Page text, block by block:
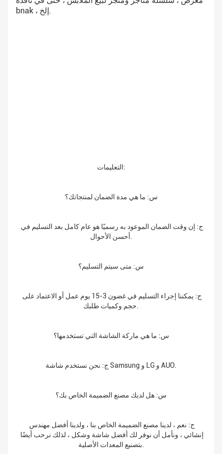
bnak ، إلخ.
التعليمات:
س: ما هي مدة الضمان لمنتجاتك؟
أحسن الأحوال.
س: متى سيتم التسليم؟
حجم وكميات طلبك.
س: ما هي ماركة الشاشة التي تستخدمها؟
ج: نحن نستخدم شاشة Samsung و LG و AUO.
س: هل لديك مصنع الضميمة الخاص بك؟
بتصنيع المعدات الأصلية.